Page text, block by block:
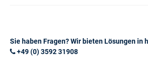
Sie haben Fragen? Wir bieten Lösungen in
+49 (0) 3592 31908